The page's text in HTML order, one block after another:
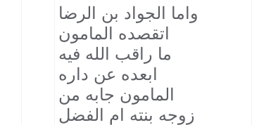
واما الجواد بن الرضا
اتقصده المامون
ما راقب الله فيه
ابعده عن داره
المامون جابه من
زوجه بنته ام الفضل